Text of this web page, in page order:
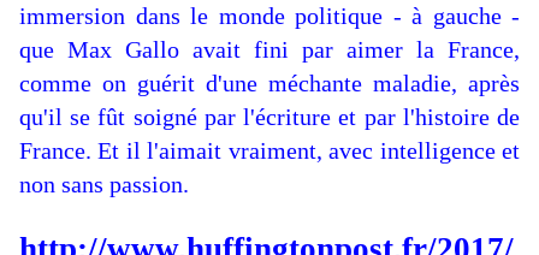
immersion dans le monde politique - à gauche -
que Max Gallo avait fini par aimer la France,
comme on guérit d'une méchante maladie, après
qu'il se fût soigné par l'écriture et par l'histoire de
France. Et il l'aimait vraiment, avec intelligence et
non sans passion.